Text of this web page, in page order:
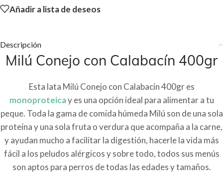
Añadir a lista de deseos
Descripción
Milú Conejo con Calabacín 400gr
Esta lata Milú Conejo con Calabacín 400gr es
monoproteicay es una opción ideal para alimentar a tu
peque. Toda la gama de comida húmeda Milú son de una sola
proteína y una sola fruta o verdura que acompaña a la carne,
y ayudan mucho a facilitar la digestión, hacerle la vida más
fácil a los peludos alérgicos y sobre todo, todos sus menús
son aptos para perros de todas las edades y tamaños.